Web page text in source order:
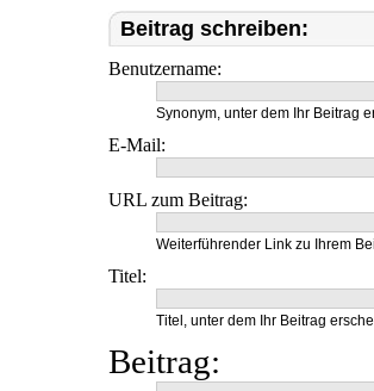
Beitrag schreiben:
Benutzername:
Synonym, unter dem Ihr Beitrag
E-Mail:
URL zum Beitrag:
Weiterführender Link zu Ihrem
Titel:
Titel, unter dem Ihr Beitrag
Beitrag: